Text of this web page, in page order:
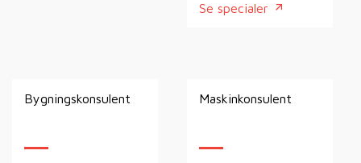
Se specialer
Bygningskonsulent Maskinkonsulent